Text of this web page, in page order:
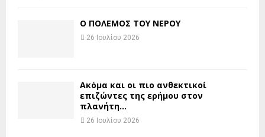
Ο ΠΟΛΕΜΟΣ ΤΟΥ ΝΕΡΟΥ
26 Ιουλίου 2026
Ακόμα και οι πιο ανθεκτικοί
επιζώντες της ερήμου στον
πλανήτη...
26 Ιουλίου 2026